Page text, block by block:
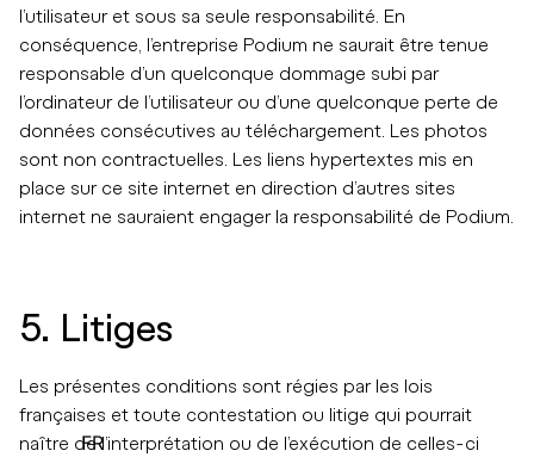
FR
l’utilisateur et sous sa seule responsabilité. En
conséquence, l’entreprise Podium ne saurait être tenue
responsable d’un quelconque dommage subi par
l’ordinateur de l’utilisateur ou d’une quelconque perte de
données consécutives au téléchargement. Les photos
sont non contractuelles. Les liens hypertextes mis en
place sur ce site internet en direction d’autres sites
internet ne sauraient engager la responsabilité de Podium.
5. Litiges
Les présentes conditions sont régies par les lois
françaises et toute contestation ou litige qui pourrait
naître de l’interprétation ou de l’exécution de celles-ci